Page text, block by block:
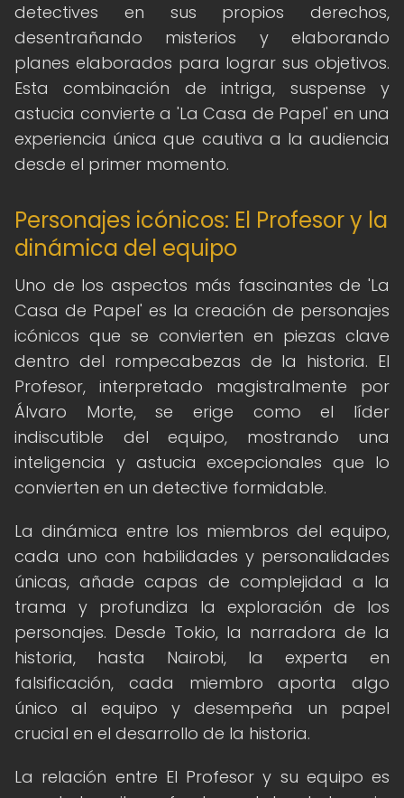
detectives en sus propios derechos,
desentrañando misterios y elaborando
planes elaborados para lograr sus objetivos.
Esta combinación de intriga, suspense y
astucia convierte a 'La Casa de Papel' en una
experiencia única que cautiva a la audiencia
desde el primer momento.
Personajes icónicos: El Profesor y la
dinámica del equipo
Uno de los aspectos más fascinantes de 'La
Casa de Papel' es la creación de personajes
icónicos que se convierten en piezas clave
dentro del rompecabezas de la historia. El
Profesor, interpretado magistralmente por
Álvaro Morte, se erige como el líder
indiscutible del equipo, mostrando una
inteligencia y astucia excepcionales que lo
convierten en un detective formidable.
La dinámica entre los miembros del equipo,
cada uno con habilidades y personalidades
únicas, añade capas de complejidad a la
trama y profundiza la exploración de los
personajes. Desde Tokio, la narradora de la
historia, hasta Nairobi, la experta en
falsificación, cada miembro aporta algo
único al equipo y desempeña un papel
crucial en el desarrollo de la historia.
La relación entre El Profesor y su equipo es